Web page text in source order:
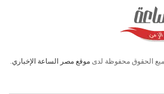
الحقوق محفوظة لدى موقع مصر الساعة الإخباري.